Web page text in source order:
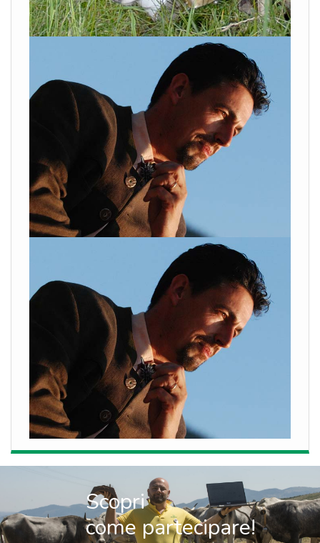
VISUALIZZA
Scopri
come partecipare!